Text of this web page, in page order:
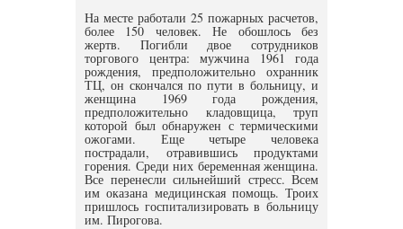
На месте работали 25 пожарных расчетов,
более 150 человек. Не обошлось без
жертв. Погибли двое сотрудников
торгового центра: мужчина 1961 года
рождения, предположительно охранник
ТЦ, он скончался по пути в больницу, и
женщина 1969 года рождения,
предположительно кладовщица, труп
которой был обнаружен с термическими
ожогами. Еще четыре человека
пострадали, отравившись продуктами
горения. Среди них беременная женщина.
Все перенесли сильнейший стресс. Всем
им оказана медицинская помощь. Троих
пришлось госпитализировать в больницу
им. Пирогова.